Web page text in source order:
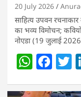
20 July 2026
साहित्य उपवन
का भव्य विमोचन;
नोएडा (19 जुलाई
W F T